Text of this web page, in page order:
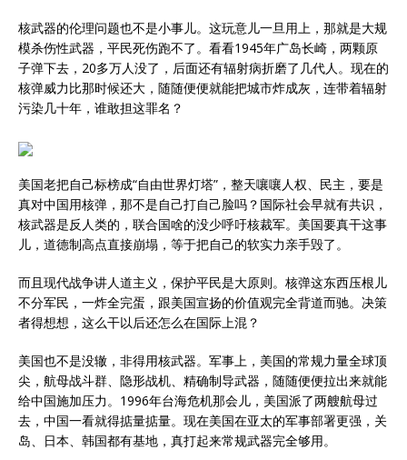
核武器的伦理问题也不是小事儿。这玩意儿一旦用上，那就是大规
模杀伤性武器，平民死伤跑不了。看看1945年广岛长崎，两颗原
子弹下去，20多万人没了，后面还有辐射病折磨了几代人。现在的
核弹威力比那时候还大，随随便便就能把城市炸成灰，连带着辐射
污染几十年，谁敢担这罪名？
美国老把自己标榜成“自由世界灯塔”，整天嚷嚷人权、民主，要是
真对中国用核弹，那不是自己打自己脸吗？国际社会早就有共识，
核武器是反人类的，联合国啥的没少呼吁核裁军。美国要真干这事
儿，道德制高点直接崩塌，等于把自己的软实力亲手毁了。
而且现代战争讲人道主义，保护平民是大原则。核弹这东西压根儿
不分军民，一炸全完蛋，跟美国宣扬的价值观完全背道而驰。决策
者得想想，这么干以后还怎么在国际上混？
美国也不是没辙，非得用核武器。军事上，美国的常规力量全球顶
尖，航母战斗群、隐形战机、精确制导武器，随随便便拉出来就能
给中国施加压力。1996年台海危机那会儿，美国派了两艘航母过
去，中国一看就得掂量掂量。现在美国在亚太的军事部署更强，关
岛、日本、韩国都有基地，真打起来常规武器完全够用。